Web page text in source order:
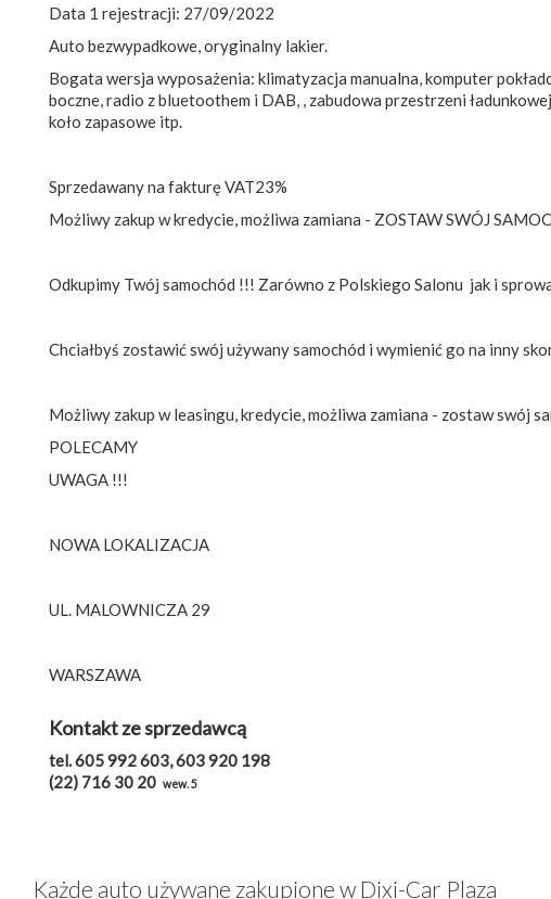
Data 1 rejestracji: 27/09/2022
Auto bezwypadkowe, oryginalny lakier.
Bogata wersja wyposażenia: klimatyzacja manualna, komputer
boczne, radio z bluetoothem i DAB, , zabudowa przestrzeni
koło zapasowe itp.
Sprzedawany na fakturę VAT23%
Możliwy zakup w kredycie, możliwa zamiana - ZOSTAW SWÓJ
Odkupimy Twój samochód !!! Zarówno z Polskiego Salonu jak i
Chciałbyś zostawić swój używany samochód i wymienić go na inny
Możliwy zakup w leasingu, kredycie, możliwa zamiana - zostaw swój
POLECAMY
UWAGA !!!
NOWA LOKALIZACJA
UL. MALOWNICZA 29
WARSZAWA
Kontakt ze sprzedawcą
tel. 605 992 603, 603 920 198
(22) 716 30 20 wew. 5
Każde auto używane zakupione w Dixi-Car Plaza